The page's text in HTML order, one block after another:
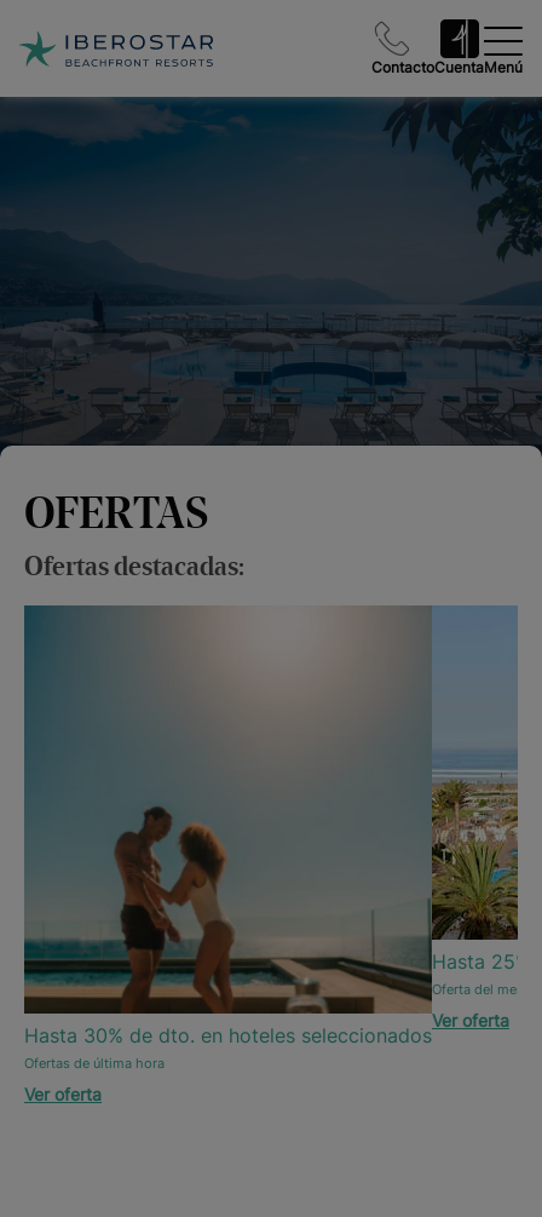
ContactoCuentaMenú
OFERTAS
Ofertas destacadas:
Hasta 30% de dto. en hoteles seleccionados
Ofertas de última hora
Ver oferta
Hasta 25%
Oferta del mes |
Ver oferta